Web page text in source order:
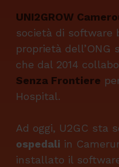
UNI2GROW
società di software
proprietà dell’ONG
che dal 2014
Senza Frontiere
Hospital.
Ad oggi, U2GC sta
ospedali in
installato il